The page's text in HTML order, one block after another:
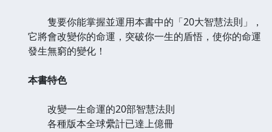
隻要你能掌握並運用本書中的「20大智慧法則」，
它將會改變你的命運，突破你一生的盾悟，使你的命運
發生無窮的變化！
本書特色
改變一生命運的20部智慧法則
各種版本全球纍計已達上億冊